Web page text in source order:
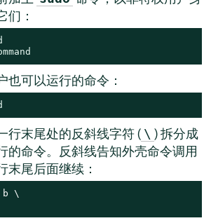
们：
也可以运行的命令：
行末尾处的反斜线字符 ( \ ) 拆分成
的命令。反斜线告知外壳命令调用
末尾后面继续：
b \